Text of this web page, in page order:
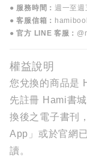
● 服務時間： 週一至
● 客服信箱：
● 官方 LINE 客服：
權益說明
您兌換的商品是
先註冊 Hami書
換後之電子書刊
App」或於官網
讀。